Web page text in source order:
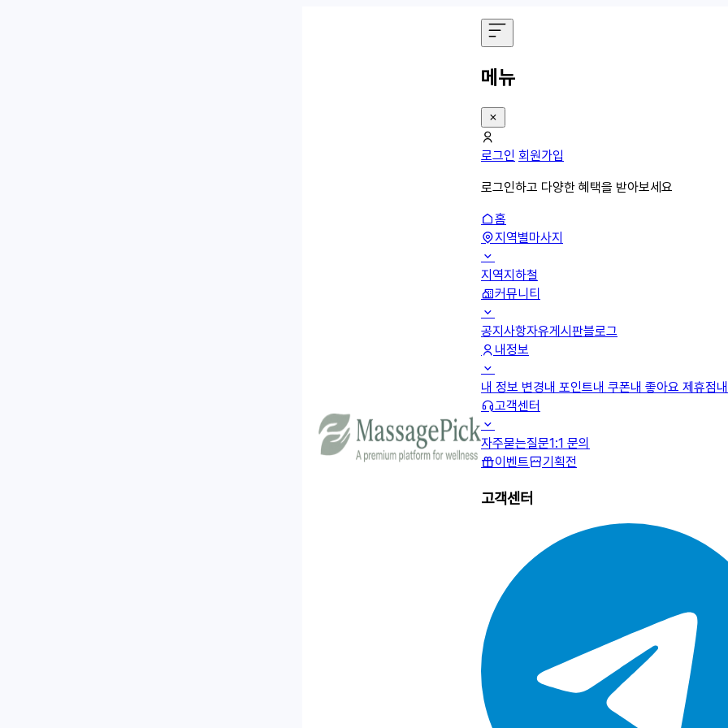
메뉴
로그인 회원가입
로그인하고 다양한 혜택을 받아보세요
홈
지역별마사지
지역지하철
커뮤니티
공지사항자유게시판블로그
내정보
내 정보 변경내 포인트내 쿠폰내 좋아요 제휴점
고객센터
자주묻는질문1:1 문의
이벤트
기획전
고객센터